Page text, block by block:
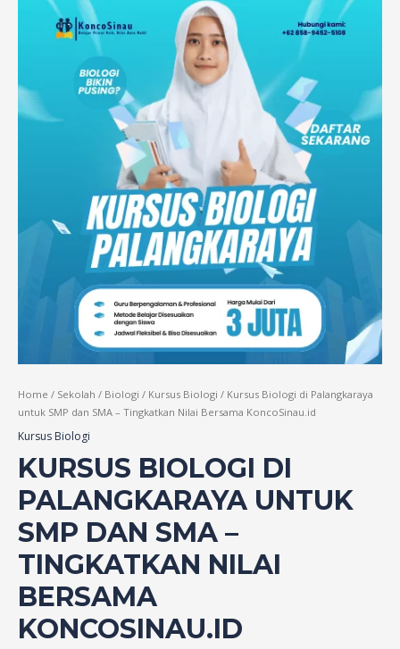
Home / Sekolah / Biologi / Kursus Biologi / Kursus Biologi di Palangkaraya
untuk SMP dan SMA – Tingkatkan Nilai Bersama KoncoSinau.id
Kursus Biologi
KURSUS BIOLOGI DI
PALANGKARAYA UNTUK
SMP DAN SMA –
TINGKATKAN NILAI
BERSAMA
KONCOSINAU.ID